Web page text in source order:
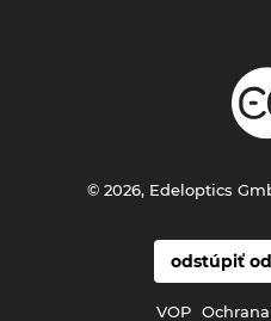
odstúpiť
VOP
© 2026, Edeloptics